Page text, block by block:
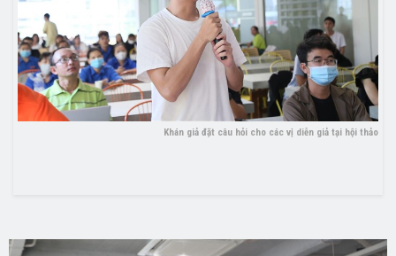
Khán giả đặt câu hỏi cho các vị diễn giả tại hội thảo